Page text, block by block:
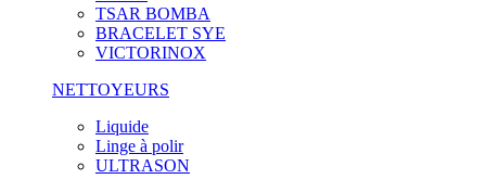
TSAR BOMBA
BRACELET SYE
VICTORINOX
NETTOYEURS
Liquide
Linge à polir
ULTRASON